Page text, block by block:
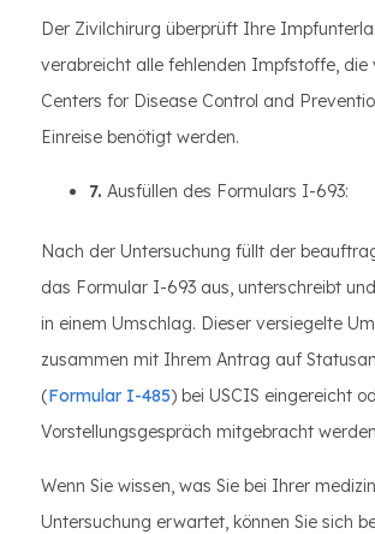
Der Zivilchirurg überprüft Ihre
verabreicht alle fehlenden Impfstoffe, die
Centers for Disease Control and
Einreise benötigt werden.
7. Ausfüllen des Formulars I-693:
Nach der Untersuchung füllt der
das Formular I-693 aus, unterschreibt
in einem Umschlag. Dieser versiegelte
zusammen mit Ihrem Antrag auf
(Formular I-485) bei USCIS eingereicht
Vorstellungsgespräch mitgebracht
Wenn Sie wissen, was Sie bei Ihrer
Untersuchung erwartet, können Sie sich